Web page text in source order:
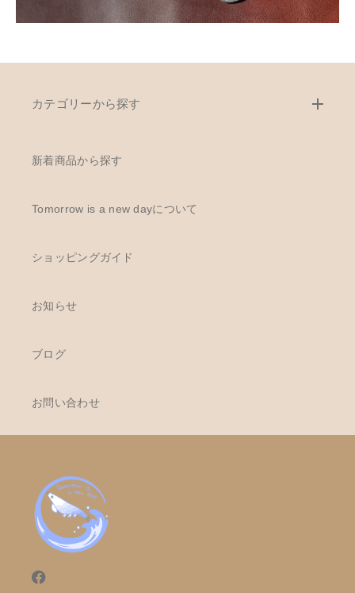
カテゴリーから探す
新着商品から探す
Tomorrow is a new dayについて
ショッピングガイド
お知らせ
ブログ
お問い合わせ